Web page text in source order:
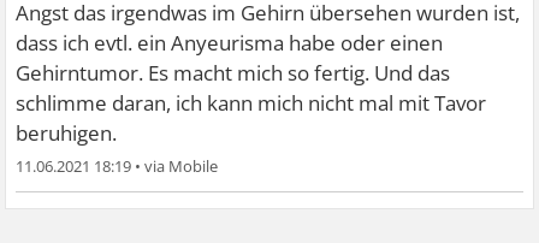
Angst das irgendwas im Gehirn übersehen wurden ist,
dass ich evtl. ein Anyeurisma habe oder einen
Gehirntumor. Es macht mich so fertig. Und das
schlimme daran, ich kann mich nicht mal mit Tavor
beruhigen.
11.06.2021 18:19 •